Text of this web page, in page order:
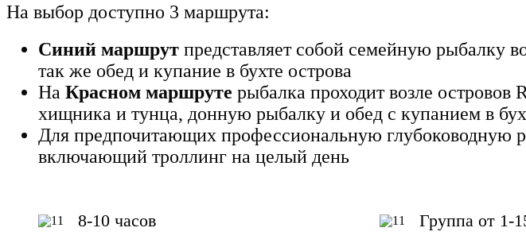
На выбор доступно 3 маршрута:
Синий маршрут представляет собой семейную рыбалку
так же обед и купание в бухте острова
На Красном маршруте рыбалка проходит возле
хищника и тунца, донную рыбалку и обед с купанием в
Для предпочитающих профессиональную
включающий троллинг на целый день
8-10 часов Группа от 1-